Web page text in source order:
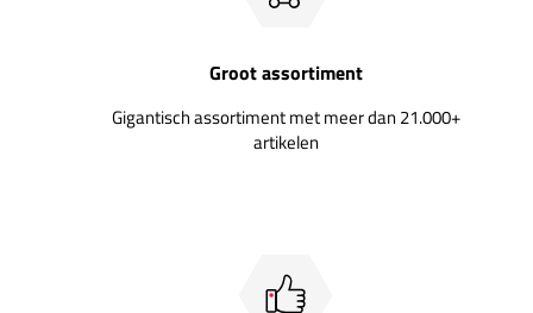
Groot assortiment
Gigantisch assortiment met meer dan 21.000+
artikelen